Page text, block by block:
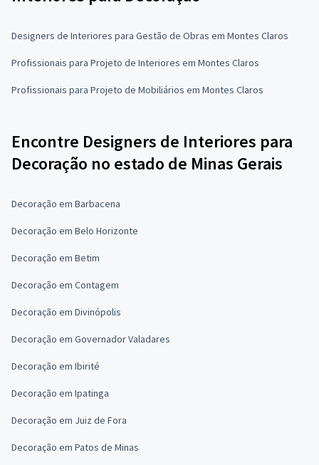
Designers de Interiores para Gestão de Obras em Montes Claros
Profissionais para Projeto de Interiores em Montes Claros
Profissionais para Projeto de Mobiliários em Montes Claros
Encontre Designers de Interiores para
Decoração no estado de Minas Gerais
Decoração em Barbacena
Decoração em Belo Horizonte
Decoração em Betim
Decoração em Contagem
Decoração em Divinópolis
Decoração em Governador Valadares
Decoração em Ibirité
Decoração em Ipatinga
Decoração em Juiz de Fora
Decoração em Patos de Minas